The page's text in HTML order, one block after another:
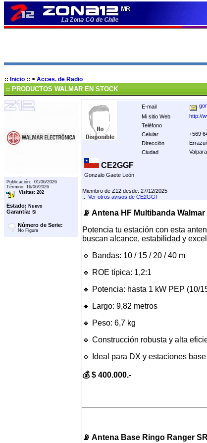
:: Inicio :: > Acces. de Radio
:: PRODUCTOS WALMAR EN STOCK
Publicación: 01/06/2026
Término: 16/06/2026
Visitas: 202
Estado: Nuevo
Garantía: Si
Número de Serie:
No Figura
E-mail
Mi sitio Web
http://
Teléfono
Celular
+569
Dirección
Ciudad
CE2GGF
Gonzalo Gaete León
Miembro de Z12 desde: 27/12/2025
:: Ver otros avisos de CE2GGF
📡 Antena HF Multibanda
Potencia tu estación con esta
buscan alcance, estabilidad y
🔹 Bandas: 10 / 15 / 20 / 40 m
🔹 ROE típica: 1,2:1
🔹 Potencia: hasta 1 kW PEP (10/
🔹 Largo: 9,82 metros
🔹 Peso: 6,7 kg
🔹 Construcción robusta y alta
🔹 Ideal para DX y estaciones base
💰 $ 400.000.-
📡 Antena Base Ringo Ranger